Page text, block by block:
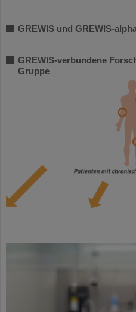
GREWIS und GREWIS-
GREWIS-verbundene
Gruppe